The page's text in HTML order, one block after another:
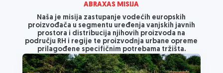
ABRAXAS MISIJA
Naša je misija zastupanje vodećih europskih
proizvođača u segmentu uređenja vanjskih javnih
prostora i distribucija njihovih proizvoda na
području RH i regije te proizvodnja urbane opreme
prilagođene specifičnim potrebama tržišta.